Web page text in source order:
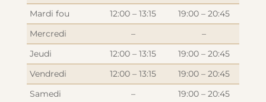
Mardi fou
12:00 – 13:15
19:00 – 20:45
Mercredi
–
–
Jeudi
12:00 – 13:15
19:00 – 20:45
Vendredi
12:00 – 13:15
19:00 – 20:45
Samedi
–
19:00 – 20:45